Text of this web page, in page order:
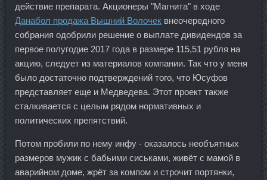
действие препарата. Акционеры "Магнита" в ходе
Данабол продажа Вышний Волочек внеочередного
собрания одобрили решение о выплате дивидендов за
первое полугодие 2017 года в размере 115,51 рубля на
акцию, следует из материалов компании. Так что у меня
было достаточно подтверждений того, что Юсуфов
представляет еще и Медведева. Этот проект также
сталкивается с целым рядом нормативных и
политических препятствий.
Потом пробили по нему инфу - оказалось необъятных
размеров мужик с бабьими сиськами, живёт с мамой в
аварийном доме, жрёт за компом и строчит портянки,